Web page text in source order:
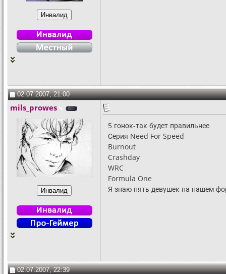
02.07.2007, 21:00
mils_prowes
5 гонок-так будет правильнее
Серия Need For Speed
Burnout
Crashday
WRC
Formula One
Я знаю пять девушек на нашем
02.07.2007, 22:39